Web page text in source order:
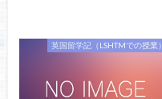
英国留学記（LSHTMでの授業）